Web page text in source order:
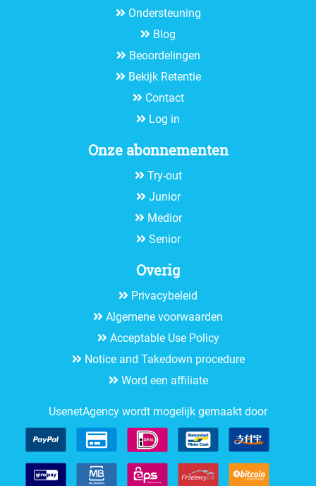
Ondersteuning
Blog
Beoordelingen
Bekijk Retentie
Contact
Log in
Onze abonnementen
Try-out
Junior
Medior
Senior
Overig
Privacybeleid
Algemene voorwaarden
Acceptable Use Policy
Notice and Takedown procedure
Word een affiliate
UsenetAgency wordt mogelijk gemaakt door